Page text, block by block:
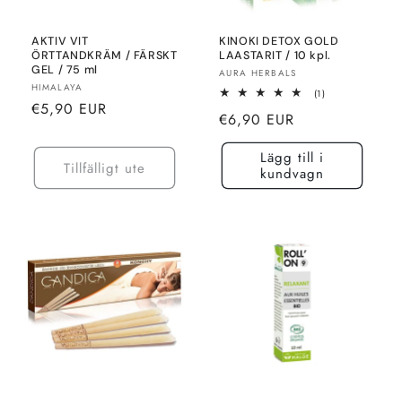
AKTIV VIT
ÖRTTANDKRÄM / FÄRSKT
GEL / 75 ml
Säljare:
HIMALAYA
Normalt
€5,90 EUR
Tillfälligt ute
KINOKI DETOX GOLD
LAASTARIT / 10 kpl.
Säljare:
AURA HERBALS
(1)1
Normalt
pris
€6,90 EUR
Lägg till i
kundvagn